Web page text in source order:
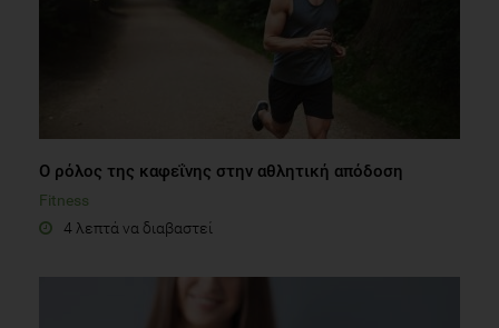
Ο ρόλος της καφεΐνης στην αθλητική απόδοση
Fitness
4 λεπτά να διαβαστεί